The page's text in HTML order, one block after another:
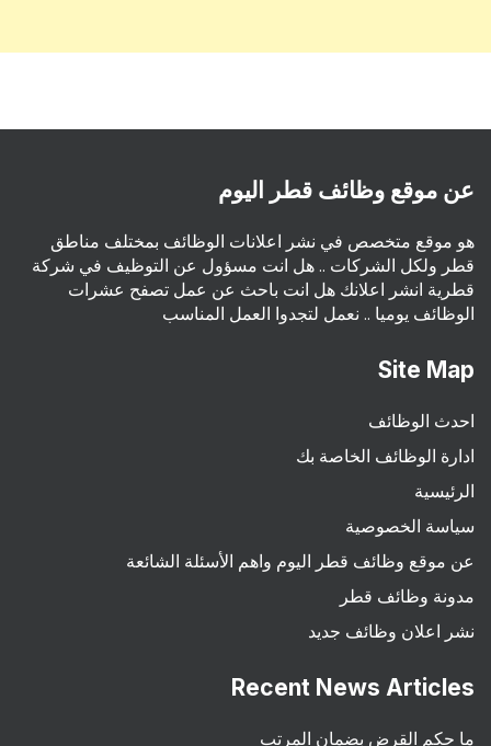
عن موقع وظائف قطر اليوم
هو موقع متخصص في نشر اعلانات الوظائف بمختلف مناطق
قطر ولكل الشركات .. هل انت مسؤول عن التوظيف في شركة
قطرية انشر اعلانك هل انت باحث عن عمل تصفح عشرات
الوظائف يوميا .. نعمل لتجدوا العمل المناسب
Site Map
احدث الوظائف
ادارة الوظائف الخاصة بك
الرئيسية
سياسة الخصوصية
عن موقع وظائف قطر اليوم واهم الأسئلة الشائعة
مدونة وظائف قطر
نشر اعلان وظائف جديد
Recent News Articles
ما حكم القرض بضمان المرتب